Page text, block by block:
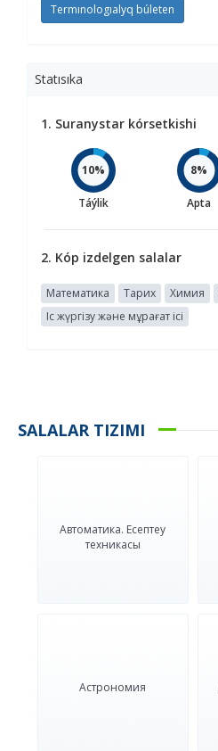
Termınologıalyq búleten
Statısıka
1. Suranystar kórsetkishi
10%
Táýlik
8%
Apta
2. Kóp izdelgen salalar
Математика Тарих Химия
Іс жүргізу және мұрағат ісі
SALALAR TIZIMI
Автоматика. Есептеу
техникасы
Астрономия